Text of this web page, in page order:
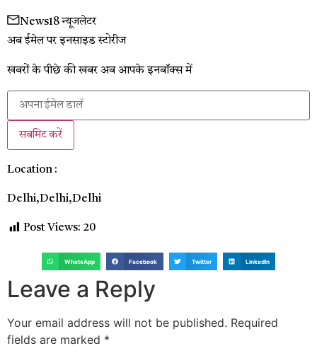
News18 न्यूजलेटर
अब ईमेल पर इनसाइड स्‍टोर‍ीज
खबरों के पीछे की खबर अब आपके इनबॉक्‍स में
सबमिट करें
Location :
Delhi,Delhi,Delhi
Post Views: 20
WhatsApp Facebook Twitter LinkedIn
Leave a Reply
Your email address will not be published. Required
fields are marked *